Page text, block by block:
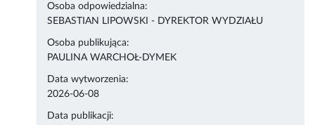
Osoba odpowiedzialna:
SEBASTIAN LIPOWSKI - DYREKTOR WYDZIAŁU
Osoba publikująca:
PAULINA WARCHOŁ-DYMEK
Data wytworzenia:
2026-06-08
Data publikacji: